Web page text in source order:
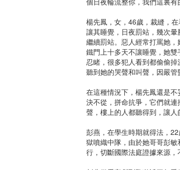
楊先鳳，女，46歲，裁縫，
讓其睡覺，日夜罰站，幾次
繼續罰站。惡人經常打罵她
鐵門上十多天不讓睡覺，她
忍睹，很多犯人看到都偷偷
聽到她的哭聲和叫聲，因嚴管
在這種情況下，楊先鳳還是
決不從，拼命抗爭，它們就
聲，樓上的人都聽得到，讓人
彭燕，在學生時期就得法，
獄噴織中隊，由於她哥哥彭
行，切斷國際法庭證據來源，